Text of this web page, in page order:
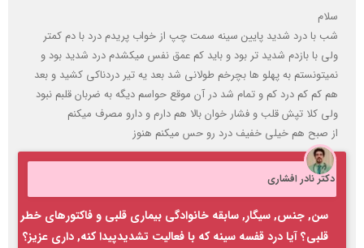
با درد شدید پایین سینه سمت چپ از خواب پریدم درد با دم کمتر
با بازدم شدید تر بود و باید کم عمق نفس میکشدم درد شدید بود و
به پهلو ها بچرخم طولانی شد بعد یه تیر دردناکی کشید و بعد
کم کم درد کم و تمام شد در آن موقع حواسم دیگه به ضربان قلبم نبود
کلا تپش قلب و فشار خوان بالا هم دارم و دارو مصرف میکنم
صبح هم خیلی خفیف درد رو حس میکنم هنوز
دکتر نادر افشاری
سن, جنس, سیگار, سابقه خانوادگی بیماری قلبی و فاکتورهای خطر
قلبی؟ آیا درد قفسه سینه که با فعالیت تشدیدپیدا کنه, داری عزیز؟